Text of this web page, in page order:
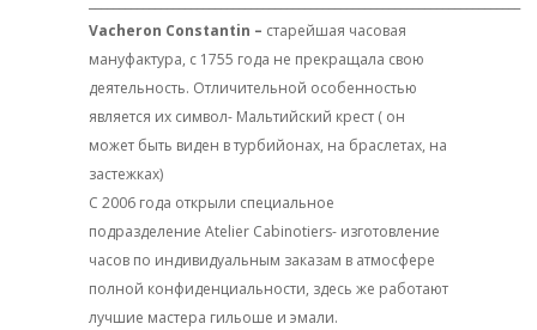
Vacheron Constantin – старейшая часовая
мануфактура, с 1755 года не прекращала свою
деятельность. Отличительной особенностью
является их символ- Мальтийский крест ( он
может быть виден в турбийонах, на браслетах, на
застежках)
С 2006 года открыли специальное
подразделение Atelier Cabinotiers- изготовление
часов по индивидуальным заказам в атмосфере
полной конфиденциальности, здесь же работают
лучшие мастера гильоше и эмали.